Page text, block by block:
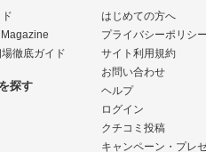
徹底ガイド
探す
はじめての方へ
プライバシーポリシー
サイト利用規約
お問い合わせ
ヘルプ
ログイン
クチコミ投稿
キャンペーン・プレ